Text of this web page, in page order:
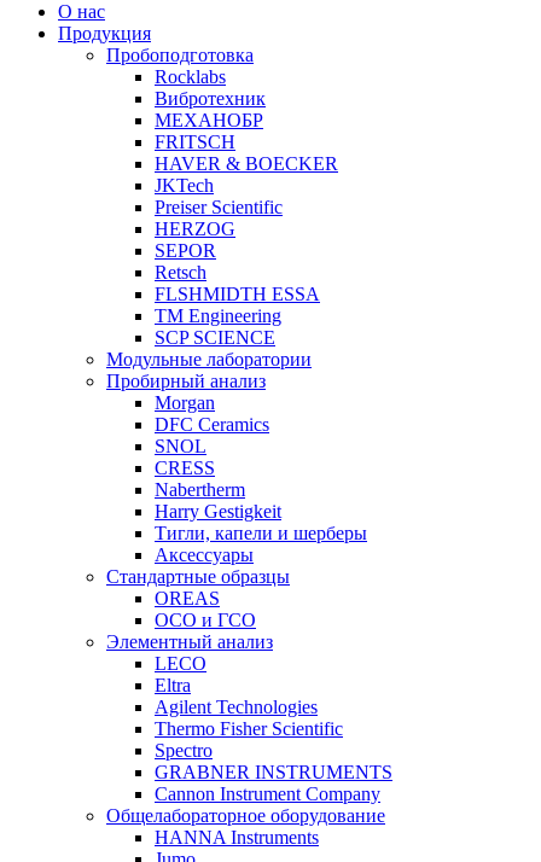
О нас
Продукция
Пробоподготовка
Rocklabs
Вибротехник
МЕХАНОБР
FRITSCH
HAVER & BOECKER
JKTech
Preiser Scientific
HERZOG
SEPOR
Retsch
FLSHMIDTH ESSA
TM Engineering
SCP SCIENCE
Модульные лаборатории
Пробирный анализ
Morgan
DFC Ceramics
SNOL
CRESS
Nabertherm
Harry Gestigkeit
Тигли, капели и шерберы
Аксессуары
Стандартные образцы
OREAS
ОСО и ГСО
Элементный анализ
LECO
Eltra
Agilent Technologies
Thermo Fisher Scientific
Spectro
GRABNER INSTRUMENTS
Cannon Instrument Company
Общелабораторное оборудование
HANNA Instruments